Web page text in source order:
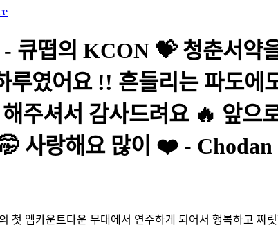
떱의 KCON 💝 청춘서약
루였어요 !! 흔들리는 파도에
주셔서 감사드려요 🔥 앞으
사랑해요 많이 ❤️ - Chodan
첫 엠카운트다운 무대에서 연주하게 되어서 행복하고 짜